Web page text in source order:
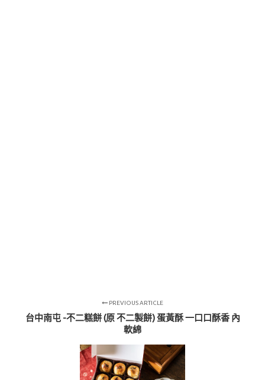
PREVIOUS ARTICLE
台中南屯 -不二糕餅 (原 不二製餅) 蛋黃酥 一口口酥香 內
軟綿